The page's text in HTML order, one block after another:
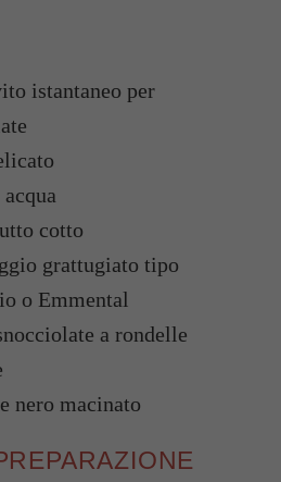
istantaneo per
cotto
grattugiato tipo
o Emmental
a rondelle
nero macinato